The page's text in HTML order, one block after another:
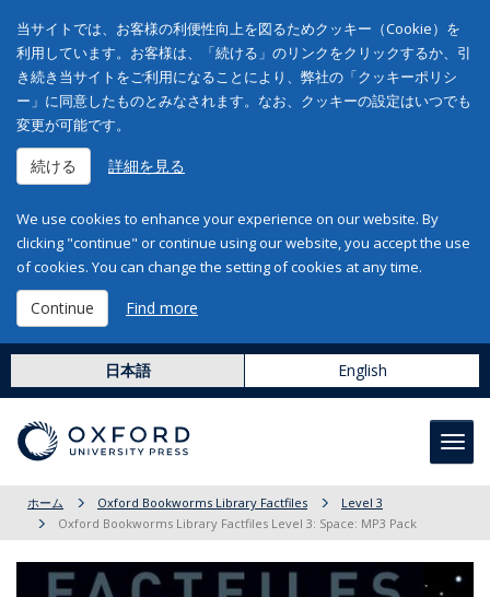
当サイトでは、お客様の利便性向上を図るためクッキー（Cookie）を
利用しています。お客様は、「続ける」のリンクをクリックするか、引
き続き当サイトをご利用になることにより、弊社の「クッキーポリシ
ー」に同意したものとみなされます。なお、クッキーの設定はいつでも
変更が可能です。
続ける 詳細を見る
We use cookies to enhance your experience on our website. By
clicking "continue" or continue using our website, you accept the use
of cookies. You can change the setting of cookies at any time.
Continue Find more
日本語 English
ホーム Oxford Bookworms Library Factfiles
Level 3
Oxford Bookworms Library Factfiles Level 3: Space: MP3 Pack